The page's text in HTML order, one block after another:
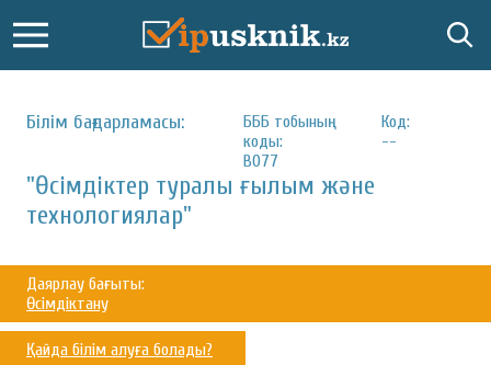
Білім бағдарламасы:
БББ тобының
коды:
B077
Код:
--
"Өсімдіктер туралы ғылым және
технологиялар"
Даярлау бағыты:
Өсімдіктану
Қайда білім алуға болады?